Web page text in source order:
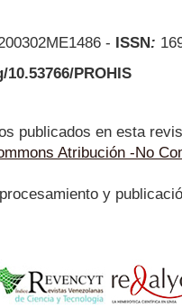
- ISSN:
PROHIS
publicados en esta
Atribución -No
y